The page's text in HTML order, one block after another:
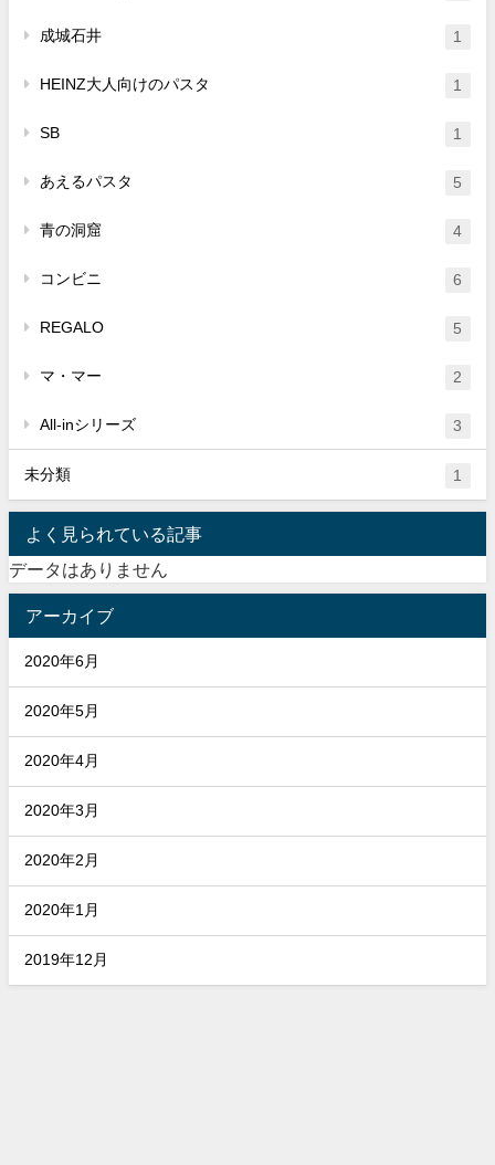
成城石井 1
HEINZ大人向けのパスタ 1
SB 1
あえるパスタ 5
青の洞窟 4
コンビニ 6
REGALO 5
マ・マー 2
All-inシリーズ 3
未分類 1
よく見られている記事
データはありません
アーカイブ
2020年6月
2020年5月
2020年4月
2020年3月
2020年2月
2020年1月
2019年12月